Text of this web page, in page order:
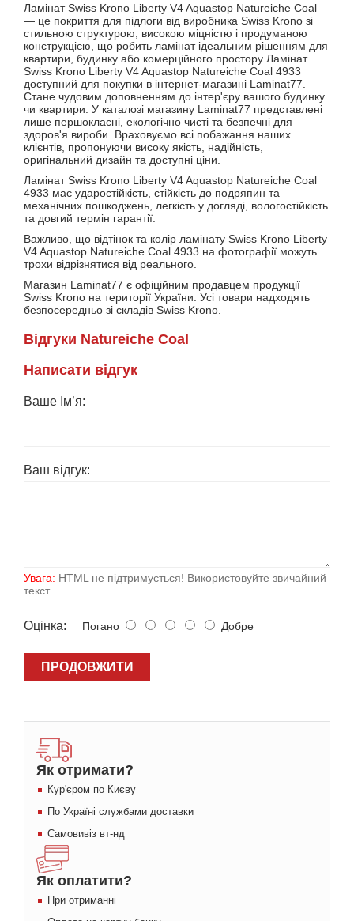
Ламінат Swiss Krono Liberty V4 Aquastop Natureiche Coal
— це покриття для підлоги від виробника Swiss Krono зі
стильною структурою, високою міцністю і продуманою
конструкцією, що робить ламінат ідеальним рішенням для
квартири, будинку або комерційного простору Ламінат
Swiss Krono Liberty V4 Aquastop Natureiche Coal 4933
доступний для покупки в інтернет-магазині Laminat77.
Стане чудовим доповненням до інтер'єру вашого будинку
чи квартири. У каталозі магазину Laminat77 представлені
лише першокласні, екологічно чисті та безпечні для
здоров'я вироби. Враховуємо всі побажання наших
клієнтів, пропонуючи високу якість, надійність,
оригінальний дизайн та доступні ціни.
Ламінат Swiss Krono Liberty V4 Aquastop Natureiche Coal
4933 має ударостійкість, стійкість до подряпин та
механічних пошкоджень, легкість у догляді, вологостійкість
та довгий термін гарантії.
Важливо, що відтінок та колір ламінату Swiss Krono Liberty
V4 Aquastop Natureiche Coal 4933 на фотографії можуть
трохи відрізнятися від реального.
Магазин Laminat77 є офіційним продавцем продукції
Swiss Krono на території України. Усі товари надходять
безпосередньо зі складів Swiss Krono.
Вiдгуки Natureiche Coal
Написати вiдгук
Ваше Ім’я:
Ваш вiдгук:
Увага: HTML не підтримується! Використовуйте звичайний
текст.
Оцiнка: Погано Добре
ПРОДОВЖИТИ
Як отримати?
Кур'єром по Києву
По Україні службами доставки
Самовивіз вт-нд
Як оплатити?
При отриманні